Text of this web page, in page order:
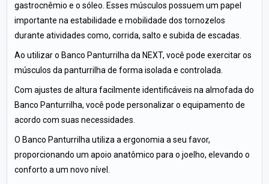
gastrocnêmio e o sóleo. Esses músculos possuem um papel
importante na estabilidade e mobilidade dos tornozelos
durante atividades como, corrida, salto e subida de escadas.
Ao utilizar o Banco Panturrilha da NEXT, você pode exercitar os
músculos da panturrilha de forma isolada e controlada.
Com ajustes de altura facilmente identificáveis na almofada do
Banco Panturrilha, você pode personalizar o equipamento de
acordo com suas necessidades.
O Banco Panturrilha utiliza a ergonomia a seu favor,
proporcionando um apoio anatômico para o joelho, elevando o
conforto a um novo nível.